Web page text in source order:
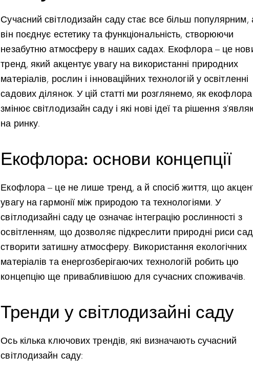
Сучасний світлодизайн саду стає все більш
він поєднує естетику та функціональність, створюючи
незабутню атмосферу в наших садах. Екофлора – це
тренд, який акцентує увагу на використанні природних
матеріалів, рослин і інноваційних технологій у освітленні
садових ділянок. У цій статті ми розглянемо, як екофлора
змінює світлодизайн саду і які нові ідеї та рішення
на ринку.
Екофлора: основи концепції
Екофлора – це не лише тренд, а й спосіб життя, що
увагу на гармонії між природою та технологіями. У
світлодизайні саду це означає інтеграцію рослинності з
освітленням, що дозволяє підкреслити природні риси
створити затишну атмосферу. Використання екологічних
матеріалів та енергозберігаючих технологій робить цю
концепцію ще привабливішою для сучасних споживачів.
Тренди у світлодизайні саду
Ось кілька ключових трендів, які визначають сучасний
світлодизайн саду: